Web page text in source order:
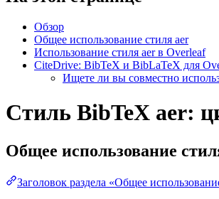
Обзор
Общее использование стиля aer
Использование стиля aer в Overleaf
CiteDrive: BibTeX и BibLaTeX для
Ищете ли вы совместно
Стиль BibTeX aer:
Общее использование
Заголовок раздела «Общее